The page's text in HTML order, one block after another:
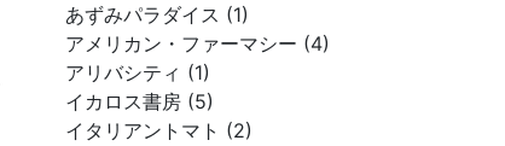
あずみパラダイス (1)
アメリカン・ファーマシー (4)
アリバシティ (1)
イカロス書房 (5)
イタリアントマト (2)